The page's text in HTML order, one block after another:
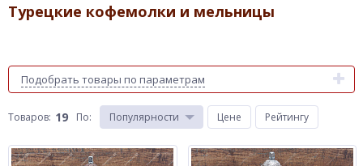
Турецкие кофемолки и мельницы
Подобрать товары по параметрам
Товаров: 19 По: Популярности Цене Рейтингу